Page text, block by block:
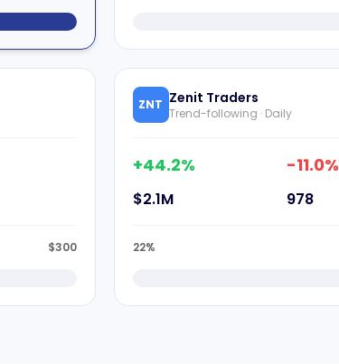
$300
ZNT Zenit Traders
Trend-following · Daily
+44.2% -11.0%
$2.1M 978
22%